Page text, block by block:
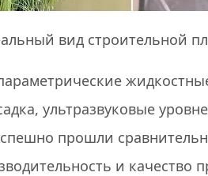
вид строительной
ультразвуковые
прошли
и качество